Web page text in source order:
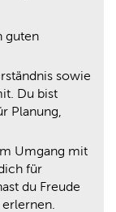
guten
sowie
Du bist
Planung,
Umgang mit
für
du Freude